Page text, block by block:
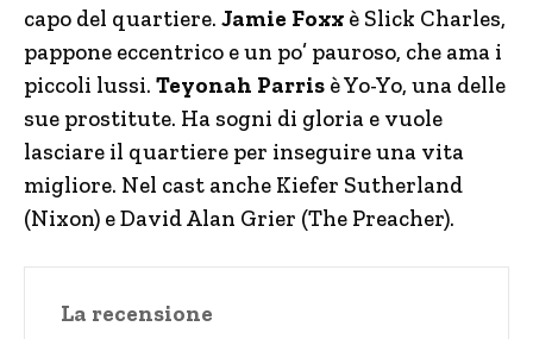
capo del quartiere. Jamie Foxx è Slick Charles,
pappone eccentrico e un po’ pauroso, che ama i
piccoli lussi. Teyonah Parris è Yo-Yo, una delle
sue prostitute. Ha sogni di gloria e vuole
lasciare il quartiere per inseguire una vita
migliore. Nel cast anche Kiefer Sutherland
(Nixon) e David Alan Grier (The Preacher).
La recensione